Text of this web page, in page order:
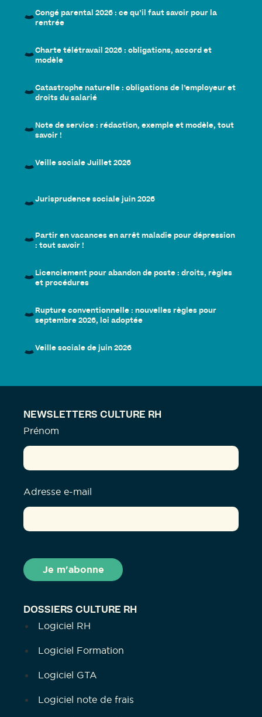
Congé parental 2026 : ce qu’il faut savoir pour la
rentrée
Charte télétravail 2026 : obligations, accord et
modèle
Catastrophe naturelle : obligations de l’employeur et
droits du salarié
Note de service : rédaction, exemple et modèle, tout
savoir !
Veille sociale Juillet 2026
Jurisprudence sociale juin 2026
Partir en vacances en arrêt maladie pour dépression
: tout savoir !
Licenciement pour abandon de poste : droits, règles
et procédures
Rupture conventionnelle : nouvelles règles pour
septembre 2026, loi adoptée
Veille sociale de juin 2026
DOSSIERS CULTURE RH
Logiciel RH
Logiciel Formation
Logiciel GTA
Logiciel note de frais
NEWSLETTERS CULTURE RH
Prénom
Adresse e-mail